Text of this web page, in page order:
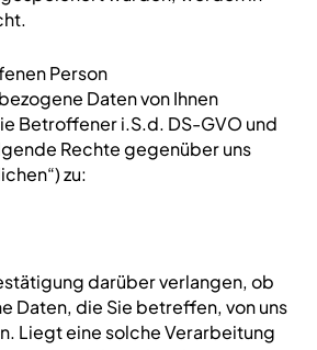
Person
Daten von Ihnen
Betroffener i.S.d. DS-GVO und
Rechte gegenüber uns
zu:
darüber verlangen, ob
Daten, die Sie betreffen, von uns
Liegt eine solche Verarbeitung